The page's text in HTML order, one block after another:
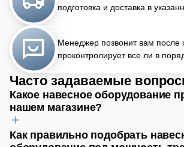
подготовка и доставка в
Менеджер позвонит вам после
проконтролирует все ли в
Часто задаваемые
Какое навесное оборудование
нашем магазине?
Для обработки почвы найдёте плуги,
Как правильно подобрать